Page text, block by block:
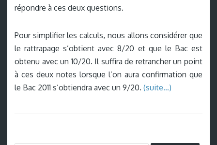
répondre à ces deux questions.
Pour simplifier les calculs, nous allons considérer que
le rattrapage s’obtient avec 8/20 et que le Bac est
obtenu avec un 10/20. Il suffira de retrancher un point
à ces deux notes lorsque l’on aura confirmation que
le Bac 2011 s’obtiendra avec un 9/20. (suite…)